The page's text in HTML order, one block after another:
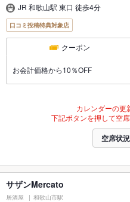
JR 和歌山駅 東口 徒歩4分
口コミ投稿特典対象店
クーポン
お会計価格から10％OFF
カレンダーの更
下記ボタンを押して空
空席状
サザンMercato
居酒屋 和歌山市駅